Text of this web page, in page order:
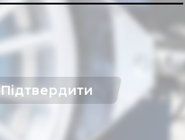
Підтвердити